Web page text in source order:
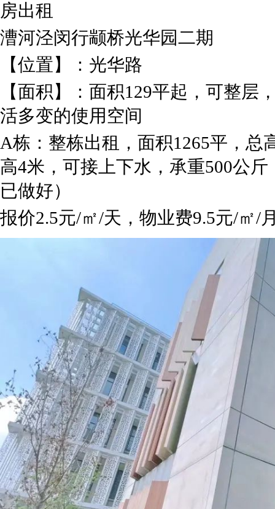
房出租
漕河泾闵行颛桥光华园二期
【位置】：光华路
【面积】：面积129平起，可整
活多变的使用空间
A栋：整栋出租，面积1265平，总
高4米，可接上下水，承重500公
已做好）
报价2.5元/㎡/天，物业费9.5元/㎡/